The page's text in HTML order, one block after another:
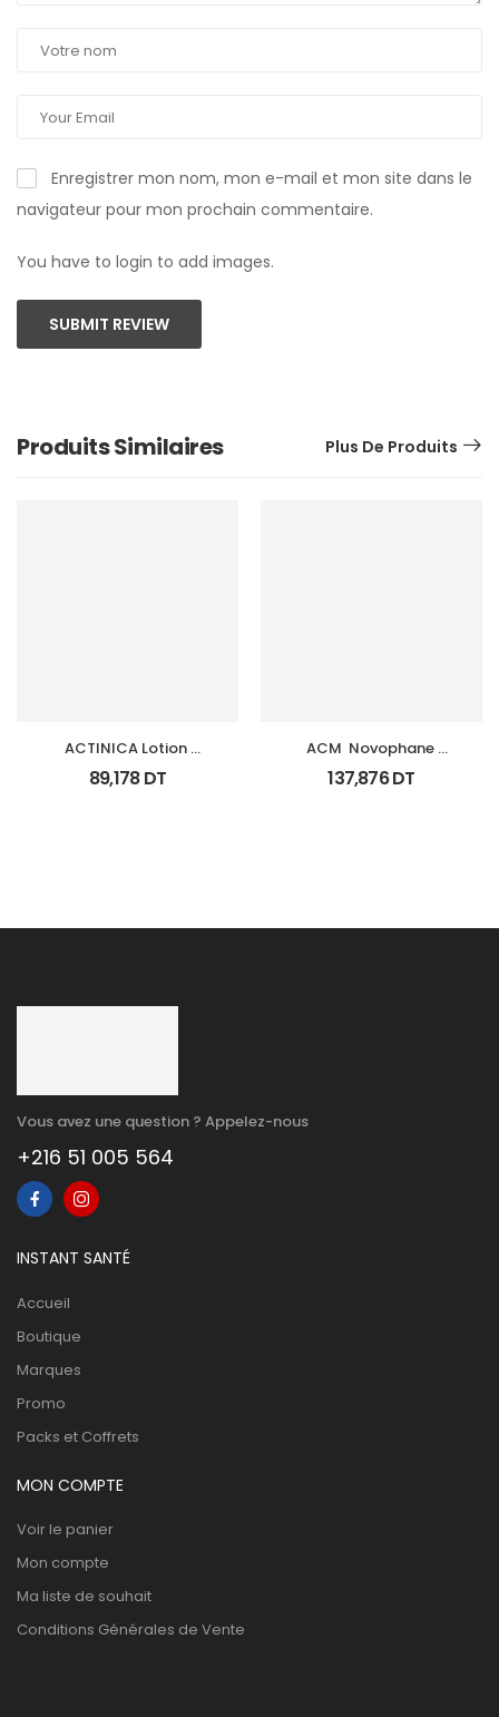
Enregistrer mon nom, mon e-mail et mon site dans le
navigateur pour mon prochain commentaire.
You have to login to add images.
SUBMIT REVIEW
Produits Similaires Plus De Produits
ACTINICA Lotion
Spf50+ Fl 80 Ml
89,178DT
ACM  Novophane
Coffret Anti Chute
(Lotion+Shp+Cp)
137,876DT
Vous avez une question ? Appelez-nous
+216 51 005 564
INSTANT SANTÉ
Accueil
Boutique
Marques
Promo
Packs et Coffrets
MON COMPTE
Voir le panier
Mon compte
Ma liste de souhait
Conditions Générales de Vente